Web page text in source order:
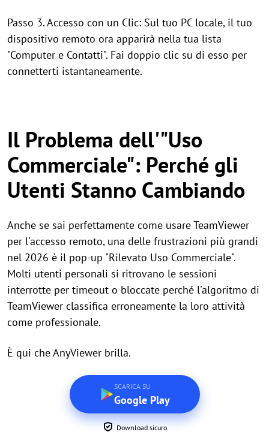
Passo 3. Accesso con un Clic: Sul tuo PC locale, il tuo
dispositivo remoto ora apparirà nella tua lista
"Computer e Contatti". Fai doppio clic su di esso per
connetterti istantaneamente.
Il Problema dell'"Uso
Commerciale": Perché gli
Utenti Stanno Cambiando
Anche se sai perfettamente come usare TeamViewer
per l'accesso remoto, una delle frustrazioni più grandi
nel 2026 è il pop-up "Rilevato Uso Commerciale".
Molti utenti personali si ritrovano le sessioni
interrotte per timeout o bloccate perché l'algoritmo di
TeamViewer classifica erroneamente la loro attività
come professionale.
È qui che AnyViewer brilla.
SCARICA SU
Google Play
Download sicuro